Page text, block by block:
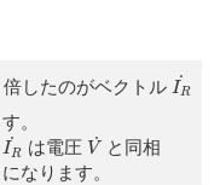
倍したのがベクトル ˙
IR
R
。
˙
I R
IR˙
は電圧 ˙
V
V˙
と同相
なります。